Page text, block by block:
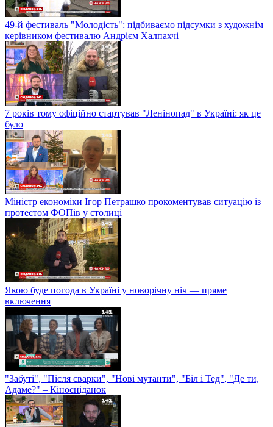
49-й фестиваль "Молодість": підбиваємо підсумки з художнім
керівником фестивалю Андрієм Халпахчі
7 років тому офіційно стартував "Ленінопад" в Україні: як це
було
Міністр економіки Ігор Петрашко прокоментував ситуацію із
протестом ФОПів у столиці
Якою буде погода в Україні у новорічну ніч — пряме
включення
"Забуті", "Після сварки", "Нові мутанти", "Біл і Тед", "Де ти,
Адаме?" – Кіносніданок